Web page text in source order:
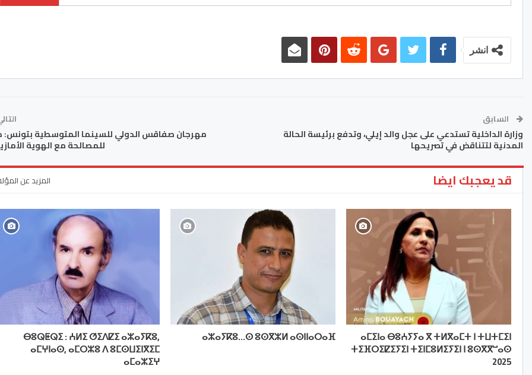
انشر
السابق
وزارة الداخلية تستدعي على عجل والد إيلي، وتدفع برئيسة الحالة
المدنية لتتناقض في تصريحها
مهرجان صفاقس الدولي للسينما المتوسطية بتونس:
للمصالحة مع الهوية
قد يعجبك ايضا المزيد عن
ⴰⵎⵉⵏⴰ ⴱⵓⵄⵢⵢⴰ ⴳ ⵜⵍⴳⴰⵎⵜ ⵏ ⵜⵡⵜⵎⵉⵏ
ⵜⵉⴼⵔⵉⵇⵉⵢⵉⵏ ⵜⵉⵏⵎⵓⵍⵉⵢⵉⵏ ⵏ ⵓⵙⴳⴳⵯⴰⵙ
2025
ⴰⵣⴰⵢⴽⵓ…ⵙ ⵓⵙⴳⵣⵍ ⴰⵙⵏⵏⴰⵔⴰⴼ
ⴱⵓⵕⵟⵕⵉ : ⵄⵍⵉ ⵚⵉⴷⵇⵉ ⴰⵣⴰⵢⴽⵓ,
ⴰⵎⵖⵏⴰⵙ, ⴰⵎⵔⵣⵓ ⴷ ⵓⵎⵙⵡⵉⵏⴳⵉⵎ
ⴰⵎⴰⵣⵉⵖ